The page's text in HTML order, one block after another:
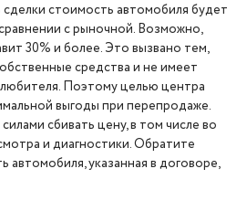
стоимость автомобиля будет
с рыночной. Возможно,
30% и более. Это вызвано тем,
средства и не имеет
Поэтому целью центра
выгоды при перепродаже.
сбивать цену, в том числе во
и диагностики. Обратите
автомобиля, указанная в договоре,